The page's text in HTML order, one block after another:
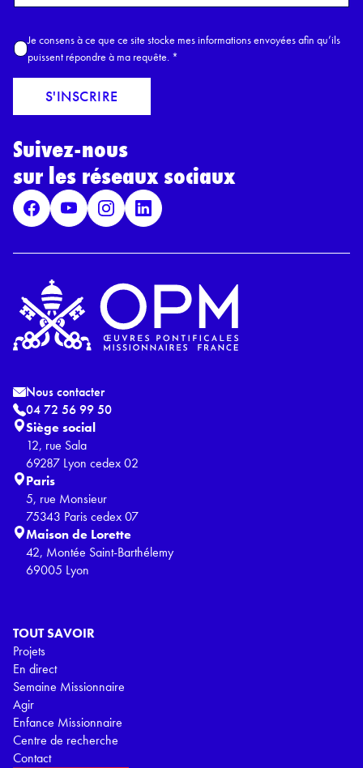
o
E
a
l
A
c
c
R
P
D
*
Je consens à ce que ce site stocke mes informations envoyées afin qu’ils
puissent répondre à ma requête. *
S'INSCRIRE
Suivez-nous
sur les réseaux sociaux
TOUT SAVOIR
Projets
En direct
Semaine Missionnaire
Agir
Enfance Missionnaire
Centre de recherche
Contact
Nous contacter
04 72 56 99 50
Siège social
12, rue Sala
69287 Lyon cedex 02
Paris
5, rue Monsieur
75343 Paris cedex 07
Maison de Lorette
42, Montée Saint-Barthélemy
69005 Lyon